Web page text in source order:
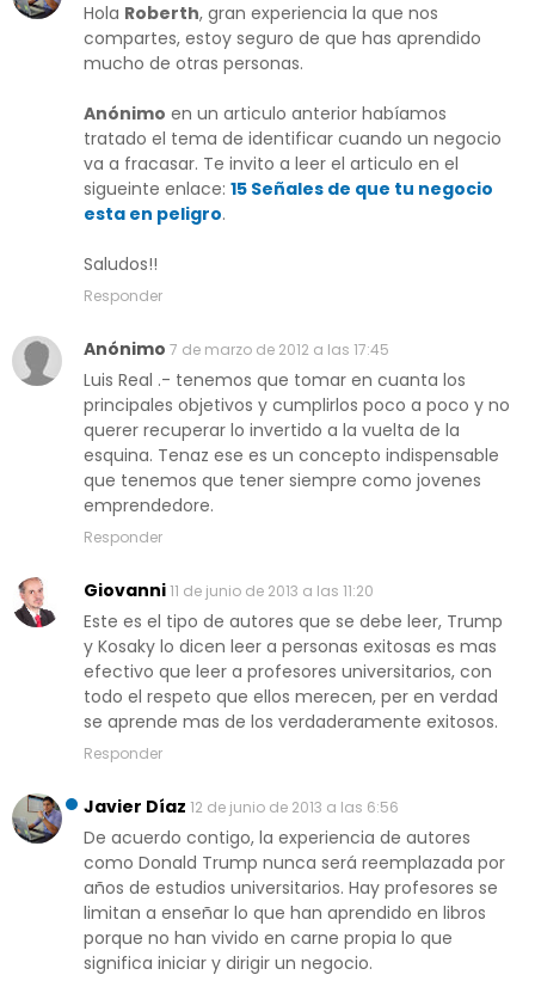
Hola Roberth, gran experiencia la que nos
compartes, estoy seguro de que has aprendido
mucho de otras personas.
Anónimo en un articulo anterior habíamos
tratado el tema de identificar cuando un negocio
va a fracasar. Te invito a leer el articulo en el
sigueinte enlace: 15 Señales de que tu negocio
esta en peligro.
Saludos!!
Responder
Anónimo 7 de marzo de 2012 a las 17:45
Luis Real .- tenemos que tomar en cuanta los
principales objetivos y cumplirlos poco a poco y no
querer recuperar lo invertido a la vuelta de la
esquina. Tenaz ese es un concepto indispensable
que tenemos que tener siempre como jovenes
emprendedore.
Responder
Giovanni11 de junio de 2013 a las 11:20
Este es el tipo de autores que se debe leer, Trump
y Kosaky lo dicen leer a personas exitosas es mas
efectivo que leer a profesores universitarios, con
todo el respeto que ellos merecen, per en verdad
se aprende mas de los verdaderamente exitosos.
Responder
Javier Díaz 12 de junio de 2013 a las 6:56
De acuerdo contigo, la experiencia de autores
como Donald Trump nunca será reemplazada por
años de estudios universitarios. Hay profesores se
limitan a enseñar lo que han aprendido en libros
porque no han vivido en carne propia lo que
significa iniciar y dirigir un negocio.